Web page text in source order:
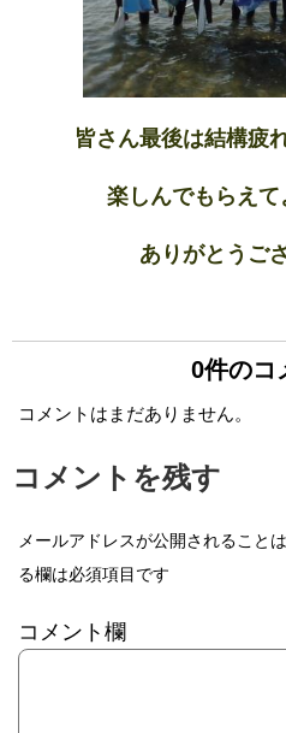
皆さん最後は結構疲
楽しんでもらえて
ありがとうご
0件のコ
コメントはまだありません。
コメントを残す
メールアドレスが公開されることは
る欄は必須項目です
コメント欄